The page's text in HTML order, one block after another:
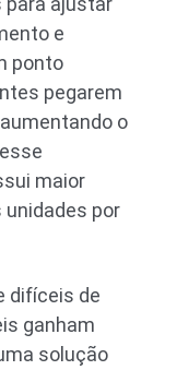
e
ponto
pegarem
o
maior
unidades por
difíceis de
ganham
solução